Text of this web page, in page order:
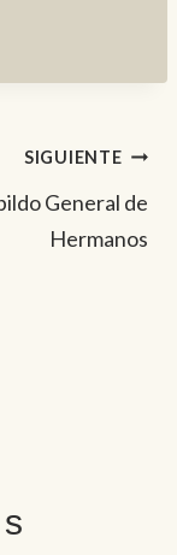
SIGUIENTE
General de
Hermanos